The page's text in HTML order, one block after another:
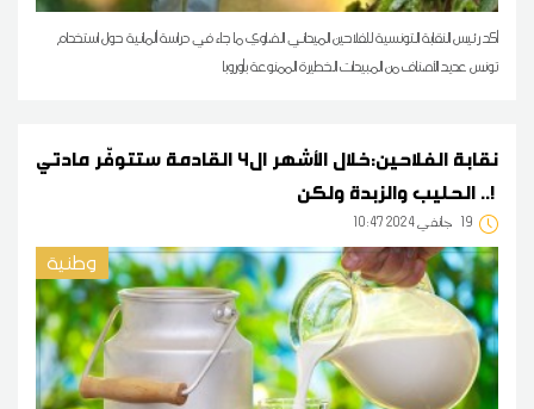
أكد رئيس النقابة التونسية للفلاحين الميداني الضاوي ما جاء في دراسة ألمانية حول استخدام
تونس عديد الأصناف من المبيدات الخطيرة الممنوعة بأوروبا
نقابة الفلاحين:خلال الأشهر ال4 القادمة ستتوفّر مادتي
الحليب والزبدة ولكن ..!
19 10:47 2024 جانفي
وطنية